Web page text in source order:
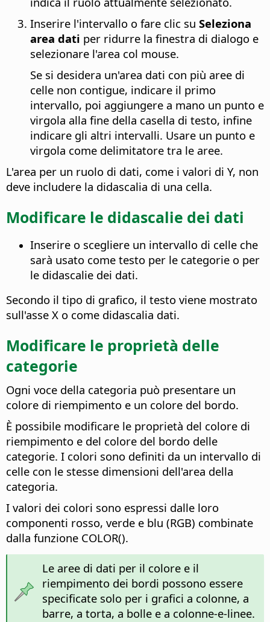
Inserire l'intervallo o fare clic su Seleziona
area dati per ridurre la finestra di dialogo e
selezionare l'area col mouse.
Se si desidera un'area dati con più aree di
celle non contigue, indicare il primo
intervallo, poi aggiungere a mano un punto e
virgola alla fine della casella di testo, infine
indicare gli altri intervalli. Usare un punto e
virgola come delimitatore tra le aree.
L'area per un ruolo di dati, come i valori di Y, non
deve includere la didascalia di una cella.
Modificare le didascalie dei dati
Inserire o scegliere un intervallo di celle che
sarà usato come testo per le categorie o per
le didascalie dei dati.
Secondo il tipo di grafico, il testo viene mostrato
sull'asse X o come didascalia dati.
Modificare le proprietà delle
categorie
Ogni voce della categoria può presentare un
colore di riempimento e un colore del bordo.
È possibile modificare le proprietà del colore di
riempimento e del colore del bordo delle
categorie. I colori sono definiti da un intervallo di
celle con le stesse dimensioni dell'area della
categoria.
I valori dei colori sono espressi dalle loro
componenti rosso, verde e blu (RGB) combinate
dalla funzione COLOR().
Le aree di dati per il colore e il
riempimento dei bordi possono essere
specificate solo per i grafici a colonne, a
barre, a torta, a bolle e a colonne-e-linee.